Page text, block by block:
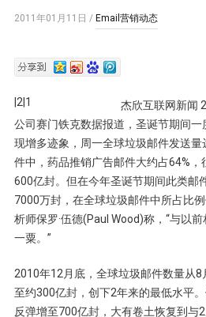
2011年01月11日 / Email营销动态
|2|1
杰欣互联网新闻
公司赛门铁克数据报道，圣诞节期间
现增多迹象，周一全球垃圾邮件发送
件中，药品推销广告邮件大约占64%
600亿封。但在今年圣诞节期间此类邮
7000万封，在全球垃圾邮件中所占比
析师保罗·伍德(Paul Wood)称，“与以
一粟。”
2010年12月底，全球垃圾邮件数量从
至约300亿封，创下2年来的最低水平
反弹增至700亿封，大有卷土恢复到与2